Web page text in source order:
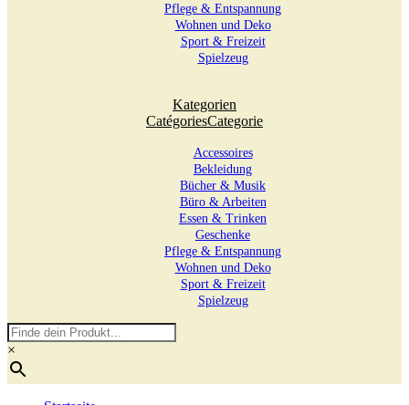
Pflege & Entspannung
Wohnen und Deko
Sport & Freizeit
Spielzeug
Kategorien
CatégoriesCategorie
Accessoires
Bekleidung
Bücher & Musik
Büro & Arbeiten
Essen & Trinken
Geschenke
Pflege & Entspannung
Wohnen und Deko
Sport & Freizeit
Spielzeug
×